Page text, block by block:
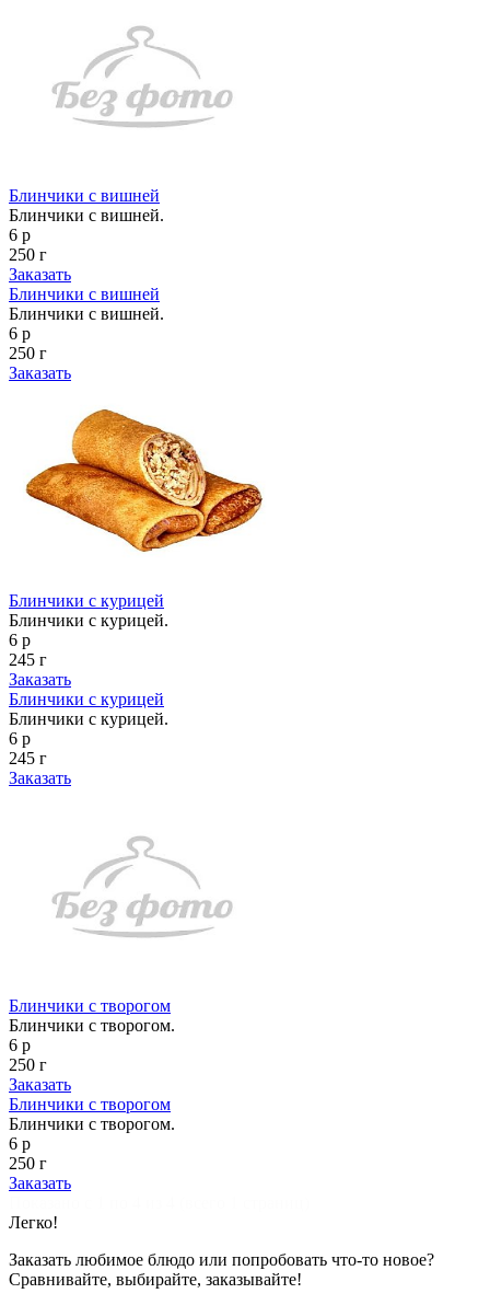
Блинчики с вишней
Блинчики с вишней.
6 р
250 г
Заказать
Блинчики с вишней
Блинчики с вишней.
6 р
250 г
Заказать
Блинчики с курицей
Блинчики с курицей.
6 р
245 г
Заказать
Блинчики с курицей
Блинчики с курицей.
6 р
245 г
Заказать
Блинчики с творогом
Блинчики с творогом.
6 р
250 г
Заказать
Блинчики с творогом
Блинчики с творогом.
6 р
250 г
Заказать
Легко!
Заказать любимое блюдо или попробовать что-то новое?
Сравнивайте, выбирайте, заказывайте!